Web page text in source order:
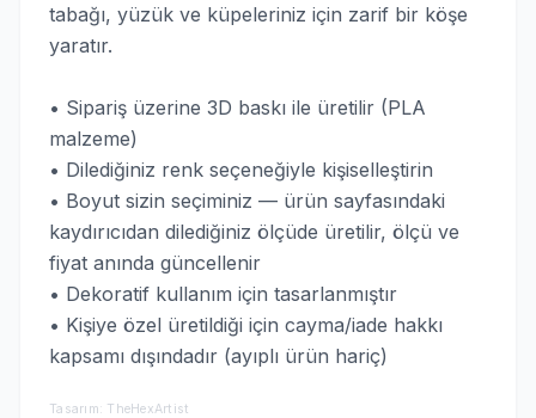
tabağı, yüzük ve küpeleriniz için zarif bir köşe
yaratır.
• Sipariş üzerine 3D baskı ile üretilir (PLA
malzeme)
• Dilediğiniz renk seçeneğiyle kişiselleştirin
• Boyut sizin seçiminiz — ürün sayfasındaki
kaydırıcıdan dilediğiniz ölçüde üretilir, ölçü ve
fiyat anında güncellenir
• Dekoratif kullanım için tasarlanmıştır
• Kişiye özel üretildiği için cayma/iade hakkı
kapsamı dışındadır (ayıplı ürün hariç)
Tasarım: TheHexArtist